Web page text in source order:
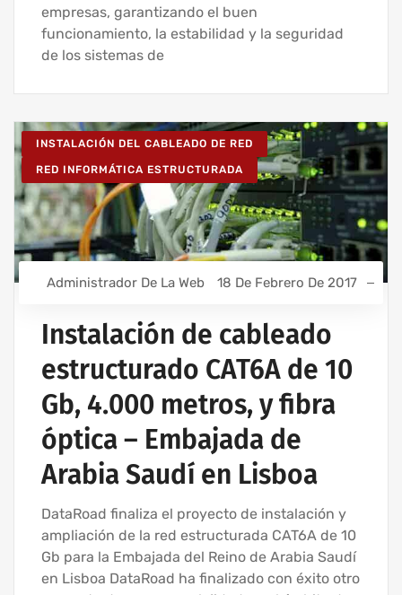
empresas, garantizando el buen
funcionamiento, la estabilidad y la seguridad
de los sistemas de
INSTALACIÓN DEL CABLEADO DE RED
RED INFORMÁTICA ESTRUCTURADA
Administrador De La Web 18 De Febrero De 2017
Instalación de cableado
estructurado CAT6A de 10
Gb, 4.000 metros, y fibra
óptica – Embajada de
Arabia Saudí en Lisboa
DataRoad finaliza el proyecto de instalación y
ampliación de la red estructurada CAT6A de 10
Gb para la Embajada del Reino de Arabia Saudí
en Lisboa DataRoad ha finalizado con éxito otro